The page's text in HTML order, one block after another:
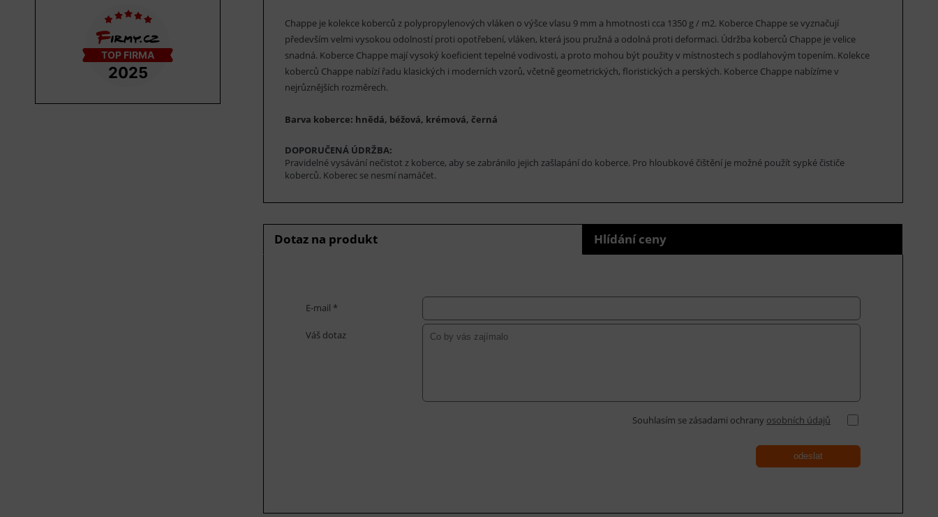
Chappe je kolekce koberců z polypropylenových vláken o výšce vlasu 9 mm a hmotnosti cca 1350 g / m2. Koberce Chappe se vyznačují
především velmi vysokou odolností proti opotřebení, vláken, která jsou pružná a odolná proti deformaci. Údržba koberců Chappe je velice
snadná. Koberce Chappe mají vysoký koeficient tepelné vodivosti, a proto mohou být použity v místnostech s podlahovým topením. Kolekce
koberců Chappe nabízí řadu klasických i moderních vzorů, včetně geometrických, floristických a perských. Koberce Chappe nabízíme v
nejrůznějších rozměrech.
Barva koberce: hnědá, béžová, krémová, černá
DOPORUČENÁ ÚDRŽBA:
Pravidelné vysávání nečistot z koberce, aby se zabránilo jejich zašlapání do koberce. Pro hloubkové čištění je možné použít sypké čističe
koberců. Koberec se nesmí namáčet.
Dotaz na produkt Hlídání ceny
E-mail *
Váš dotaz
Souhlasím se zásadami ochrany osobních údajů
odeslat